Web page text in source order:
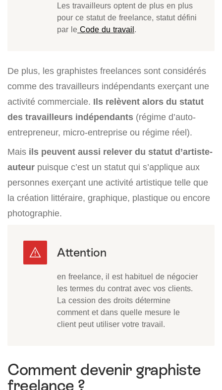
Les travailleurs optent de plus en plus
pour ce statut de freelance, statut défini
par le Code du travail.
De plus, les graphistes freelances sont considérés
comme des travailleurs indépendants exerçant une
activité commerciale. Ils relèvent alors du statut
des travailleurs indépendants (régime d’auto-
entrepreneur, micro-entreprise ou régime réel).
Mais ils peuvent aussi relever du statut d’artiste-
auteur puisque c’est un statut qui s’applique aux
personnes exerçant une activité artistique telle que
la création littéraire, graphique, plastique ou encore
photographie.
en freelance, il est habituel de négocier
les termes du contrat avec vos clients.
La cession des droits détermine
comment et dans quelle mesure le
client peut utiliser votre travail.
Comment devenir graphiste
freelance ?